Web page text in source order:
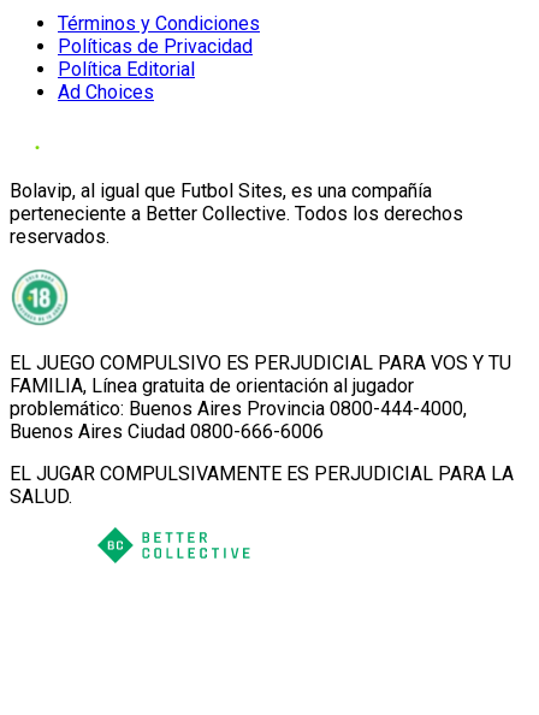
Términos y Condiciones
Políticas de Privacidad
Política Editorial
Ad Choices
Bolavip, al igual que Futbol Sites, es una compañía
perteneciente a Better Collective. Todos los derechos
reservados.
EL JUEGO COMPULSIVO ES PERJUDICIAL PARA VOS Y TU
FAMILIA, Línea gratuita de orientación al jugador
problemático: Buenos Aires Provincia 0800-444-4000,
Buenos Aires Ciudad 0800-666-6006
EL JUGAR COMPULSIVAMENTE ES PERJUDICIAL PARA LA
SALUD.